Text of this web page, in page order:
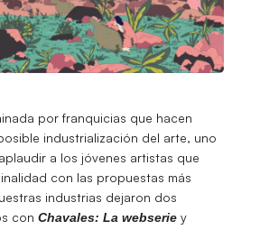
por franquicias que hacen
industrialización del arte, uno
a los jóvenes artistas que
con las propuestas más
industrias dejaron dos
con Chavales: La webserie y